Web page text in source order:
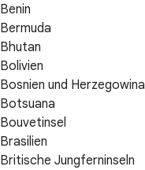
Benin
Bermuda
Bhutan
Bolivien
Bosnien und Herzegowina
Botsuana
Bouvetinsel
Brasilien
Britische Jungferninseln